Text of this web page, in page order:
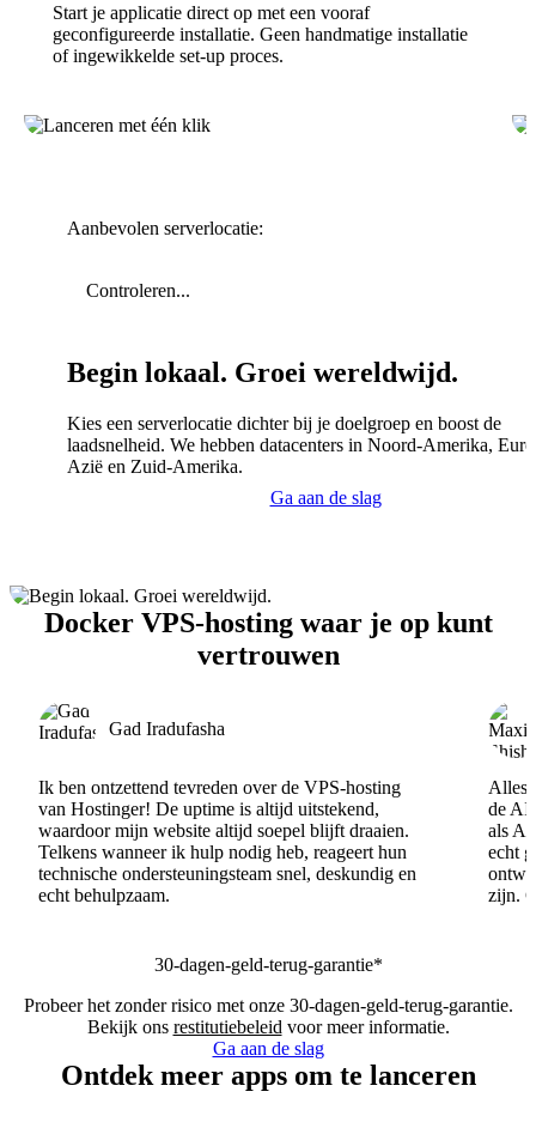
Start je applicatie direct op met een vooraf
geconfigureerde installatie. Geen handmatige installatie
of ingewikkelde set-up proces.
Aanbevolen serverlocatie:
Controleren...
Begin lokaal. Groei wereldwijd.
Kies een serverlocatie dichter bij je doelgroep en boost de
laadsnelheid. We hebben datacenters in Noord-Amerika,
Azië en Zuid-Amerika.
Ga aan de slag
Docker VPS-hosting waar je op kunt
vertrouwen
Gad Iradufasha
Ik ben ontzettend tevreden over de VPS-hosting
van Hostinger! De uptime is altijd uitstekend,
waardoor mijn website altijd soepel blijft draaien.
Telkens wanneer ik hulp nodig heb, reageert hun
technische ondersteuningsteam snel, deskundig en
echt behulpzaam.
Alles
de
als AI
echt
zijn.
30-dagen-geld-terug-garantie*
Probeer het zonder risico met onze 30-dagen-geld-terug-garantie.
Bekijk ons restitutiebeleid voor meer informatie.
Ga aan de slag
Ontdek meer apps om te lanceren